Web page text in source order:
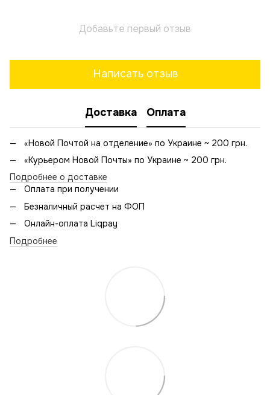
Добавьте первый отзыв
Написать отзыв
Доставка Оплата
«Новой Почтой на отделение» по Украине ~ 200 грн.
«Курьером Новой Почты» по Украине ~ 200 грн.
Подробнее о доставке
Оплата при получении
Безналичный расчет на ФОП
Онлайн-оплата Liqpay
Подробнее